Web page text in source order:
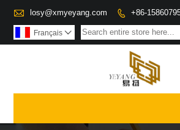
 losy@xmyeyang.com  +86-
Français 